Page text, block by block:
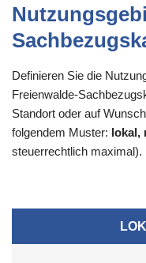
Definieren Sie die
Freienwalde-
Standort oder auf
folgendem Muster: lokal,
steuerrechtlich maximal).